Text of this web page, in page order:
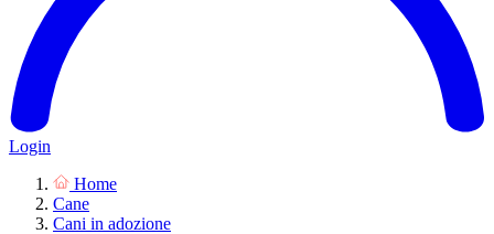
Login
Home
Cane
Cani in adozione